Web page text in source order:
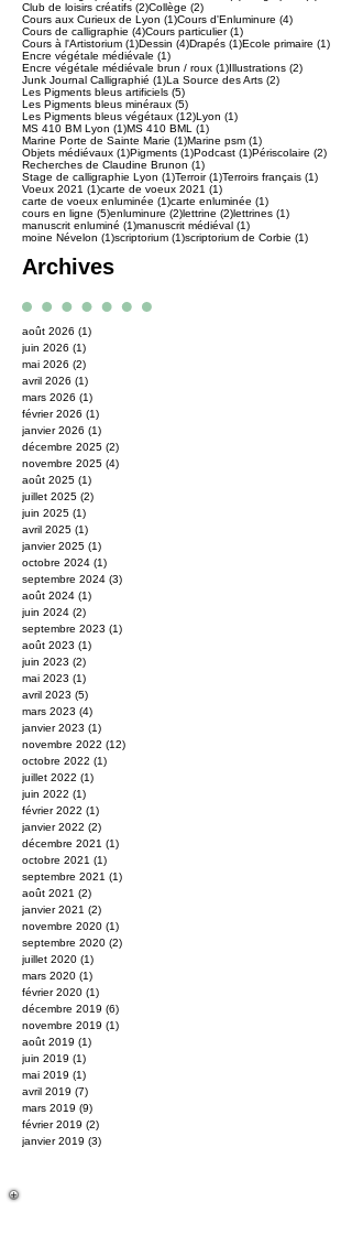
Club de loisirs créatifs (2)2 posts
Collège (2)2 posts
Cours aux Curieux de Lyon (1)1 post
Cours d'Enluminure (4)4 posts
Cours de calligraphie (4)4 posts
Cours particulier (1)1 post
Cours à l'Artistorium (1)1 post
Dessin (4)4 posts
Drapés (1)1 post
Ecole primaire (1)1
Encre végétale médiévale (1)1 post
Encre végétale médiévale brun / roux (1)1 post
Illustrations (2)2 posts
Junk Journal Calligraphié (1)1 post
La Source des Arts (2)2 posts
Les Pigments bleus artificiels (5)5 posts
Les Pigments bleus minéraux (5)5 posts
Les Pigments bleus végétaux (12)12 posts
Lyon (1)1 post
MS 410 BM Lyon (1)1 post
MS 410 BML (1)1 post
Marine Porte de Sainte Marie (1)1 post
Marine psm (1)1 post
Objets médiévaux (1)1 post
Pigments (1)1 post
Podcast (1)1 post
Périscolaire (2)2
Recherches de Claudine Brunon (1)1 post
Stage de calligraphie Lyon (1)1 post
Terroir (1)1 post
Terroirs français (1)1 post
Voeux 2021 (1)1 post
carte de voeux 2021 (1)1 post
carte de voeux enluminée (1)1 post
carte enluminée (1)1 post
cours en ligne (5)5 posts
enluminure (2)2 posts
lettrine (2)2 posts
lettrines (1)1 post
manuscrit enluminé (1)1 post
manuscrit médiéval (1)1 post
moine Névelon (1)1 post
scriptorium (1)1 post
scriptorium de Corbie (1)1 post
Archives
août 2026 (1)
juin 2026 (1)
mai 2026 (2)
avril 2026 (1)
mars 2026 (1)
février 2026 (1)
janvier 2026 (1)
décembre 2025 (2)
novembre 2025 (4)
août 2025 (1)
juillet 2025 (2)
juin 2025 (1)
avril 2025 (1)
janvier 2025 (1)
octobre 2024 (1)
septembre 2024 (3)
août 2024 (1)
juin 2024 (2)
septembre 2023 (1)
août 2023 (1)
juin 2023 (2)
mai 2023 (1)
avril 2023 (5)
mars 2023 (4)
janvier 2023 (1)
novembre 2022 (12)
octobre 2022 (1)
juillet 2022 (1)
juin 2022 (1)
février 2022 (1)
janvier 2022 (2)
décembre 2021 (1)
octobre 2021 (1)
septembre 2021 (1)
août 2021 (2)
janvier 2021 (2)
novembre 2020 (1)
septembre 2020 (2)
juillet 2020 (1)
mars 2020 (1)
février 2020 (1)
décembre 2019 (6)
novembre 2019 (1)
août 2019 (1)
juin 2019 (1)
mai 2019 (1)
avril 2019 (7)
mars 2019 (9)
février 2019 (2)
janvier 2019 (3)